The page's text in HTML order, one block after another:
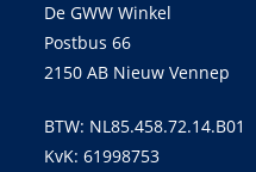
De GWW Winkel
Postbus 66
2150 AB Nieuw Vennep
BTW: NL85.458.72.14.B01
KvK: 61998753